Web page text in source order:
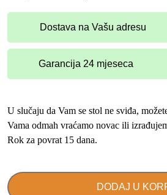
Dostava na Vašu adresu
Garancija 24 mjeseca
U slučaju da Vam se stol ne sviđa,
Vama odmah vraćamo novac ili
Rok za povrat 15 dana.
DODAJ U